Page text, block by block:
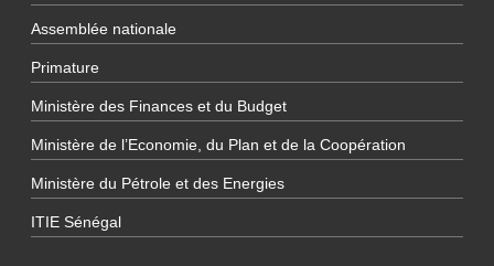
Assemblée nationale
Primature
Ministère des Finances et du Budget
Ministère de l’Economie, du Plan et de la Coopération
Ministère du Pétrole et des Energies
ITIE Sénégal